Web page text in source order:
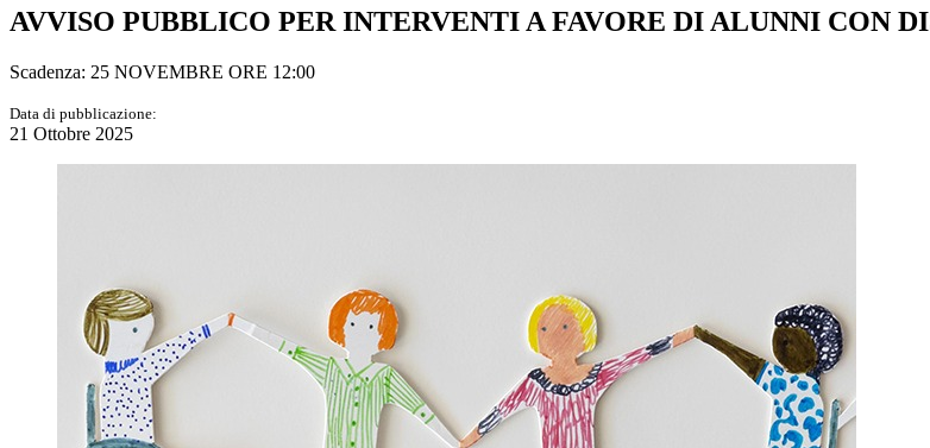
AVVISO PUBBLICO PER INTERVENTI A FAVORE DI ALUNNI CON
Scadenza: 25 NOVEMBRE ORE 12:00
Data di pubblicazione:
21 Ottobre 2025